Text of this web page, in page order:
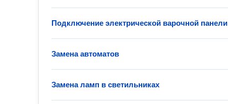
Подключение электрической варочной панели
Замена автоматов
Замена ламп в светильниках